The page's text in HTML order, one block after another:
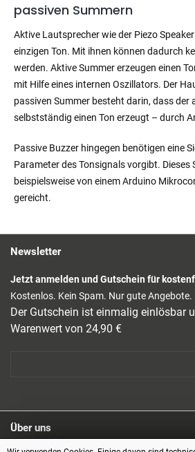
passiven Summern
Aktive Lautsprecher wie der Piezo
einzigen Ton. Mit ihnen können dadurch
werden. Aktive Summer erzeugen einen
mit Hilfe eines internen Oszillators. Der
passiven Summer besteht darin, dass der
selbstständig einen Ton erzeugt – durch
Passive Buzzer hingegen benötigen eine
Parameter des Tonsignals vorgibt. Dieses
beispielsweise von einem Arduino
gereicht.
Newsletter
Jetzt anmelden und Gutschein für
Kostenlos. Kein Spam. Nur gute Angebote.
Der Gutschein ist einmalig einlösbar
Warenwert von 24,90 €
Über uns